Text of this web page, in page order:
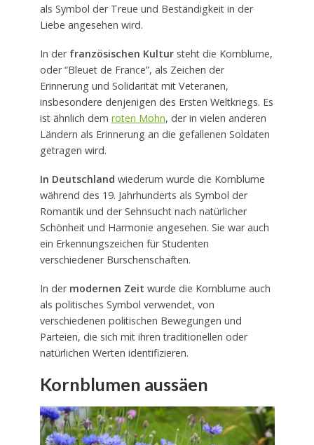
als Symbol der Treue und Beständigkeit in der
Liebe angesehen wird.
In der französischen Kultursteht die Kornblume,
oder “Bleuet de France”, als Zeichen der
Erinnerung und Solidarität mit Veteranen,
insbesondere denjenigen des Ersten Weltkriegs. Es
ist ähnlich dem roten Mohn, der in vielen anderen
Ländern als Erinnerung an die gefallenen Soldaten
getragen wird.
In Deutschland wiederum wurde die Kornblume
während des 19. Jahrhunderts als Symbol der
Romantik und der Sehnsucht nach natürlicher
Schönheit und Harmonie angesehen. Sie war auch
ein Erkennungszeichen für Studenten
verschiedener Burschenschaften.
In der modernen Zeit wurde die Kornblume auch
als politisches Symbol verwendet, von
verschiedenen politischen Bewegungen und
Parteien, die sich mit ihren traditionellen oder
natürlichen Werten identifizieren.
Kornblumen aussäen